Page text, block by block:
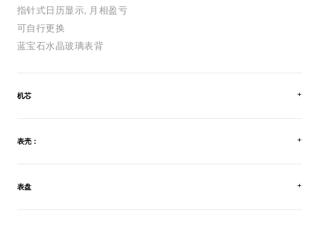
指针式日历显示, 月相盈亏
可自行更换
蓝宝石水晶玻璃表背
机芯
表壳：
表盘